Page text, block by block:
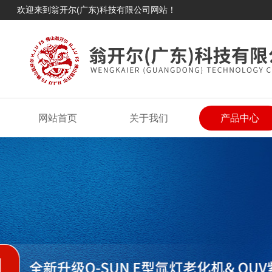
欢迎来到翁开尔(广东)科技有限公司网站！
网站首页 关于我们 产品中心